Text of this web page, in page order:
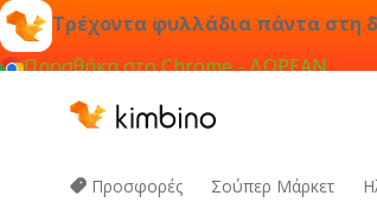
Τρέχοντα φυλλάδια πάντα στη
Προσθήκη στο Chrome - ΔΩΡΕΑΝ
Προσφορές Σούπερ Μάρκετ